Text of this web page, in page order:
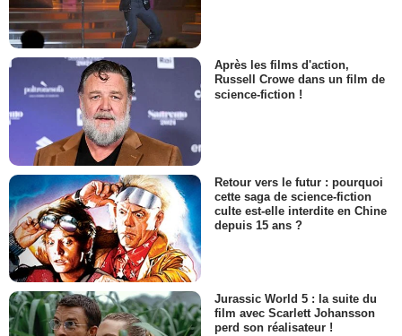
Après les films d'action,
Russell Crowe dans un film de
science-fiction !
Retour vers le futur : pourquoi
cette saga de science-fiction
culte est-elle interdite en Chine
depuis 15 ans ?
Jurassic World 5 : la suite du
film avec Scarlett Johansson
perd son réalisateur !